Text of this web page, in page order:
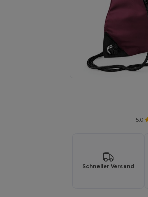
5.0
Schneller Versand